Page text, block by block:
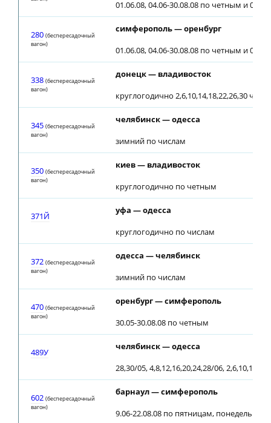
01.06.08, 04.06-30.08.08 по четным и
280 (беспересадочный
вагон)
симферополь — оренбург
01.06.08, 04.06-30.08.08 по четным и
338 (беспересадочный
вагон)
донецк — владивосток
круглогодично 2,6,10,14,18,22,26,30
345 (беспересадочный
вагон)
челябинск — одесса
зимний по числам
350 (беспересадочный
вагон)
киев — владивосток
круглогодично по четным
371Й
уфа — одесса
круглогодично по числам
372 (беспересадочный
вагон)
одесса — челябинск
зимний по числам
470 (беспересадочный
вагон)
оренбург — симферополь
30.05-30.08.08 по четным
489У
челябинск — одесса
28,30/05, 4,8,12,16,20,24,28/06,
602 (беспересадочный
вагон)
барнаул — симферополь
9.06-22.08.08 по пятницам,